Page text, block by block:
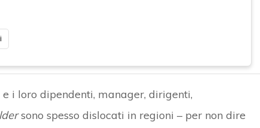
i loro dipendenti, manager, dirigenti,
sono spesso dislocati in regioni – per non dire